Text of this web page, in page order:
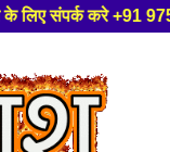
यूट्यूब चैनल को